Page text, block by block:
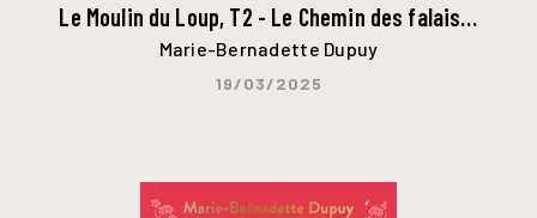
Le Moulin du Loup, T2 - Le Chemin des falais…
Marie-Bernadette Dupuy
19/03/2025